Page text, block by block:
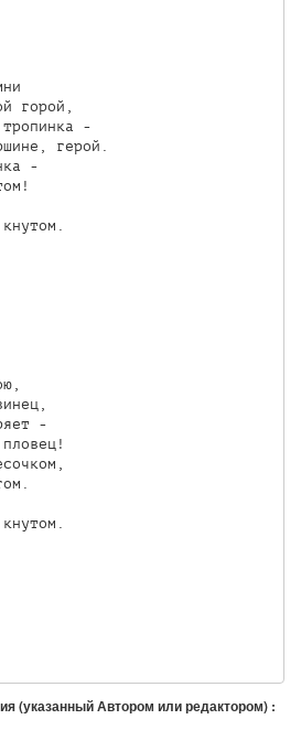
горой,
-
герой.
-
-
(указанный Автором или редактором) :